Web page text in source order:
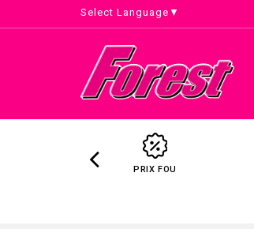
Select Language ▼
PRIX FOU